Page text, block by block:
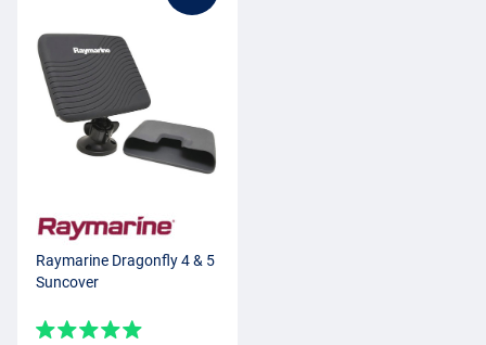
Raymarine Dragonfly 4 & 5
Suncover